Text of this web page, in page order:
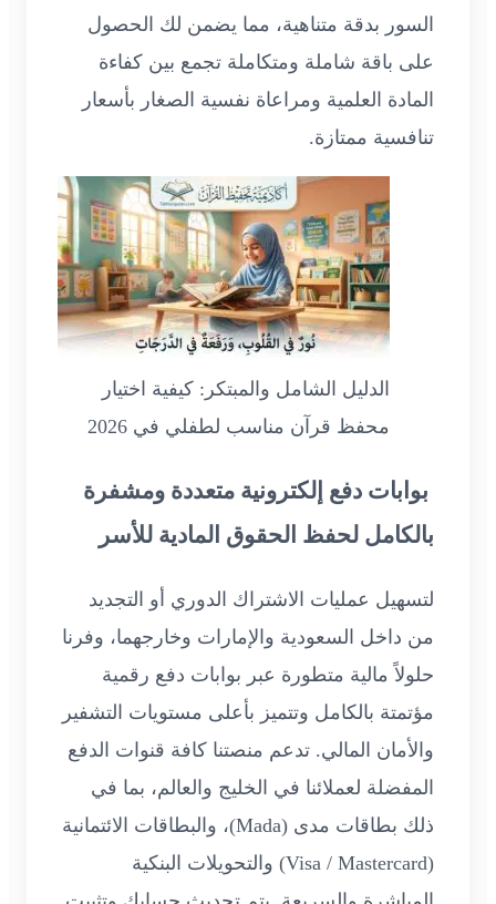
السور بدقة متناهية، مما يضمن لك الحصول
على باقة شاملة ومتكاملة تجمع بين كفاءة
المادة العلمية ومراعاة نفسية الصغار بأسعار
تنافسية ممتازة.
الدليل الشامل والمبتكر: كيفية اختيار
محفظ قرآن مناسب لطفلي في 2026
بوابات دفع إلكترونية متعددة ومشفرة
بالكامل لحفظ الحقوق المادية للأسر
لتسهيل عمليات الاشتراك الدوري أو التجديد
من داخل السعودية والإمارات وخارجهما، وفرنا
حلولاً مالية متطورة عبر بوابات دفع رقمية
مؤتمتة بالكامل وتتميز بأعلى مستويات التشفير
والأمان المالي. تدعم منصتنا كافة قنوات الدفع
المفضلة لعملائنا في الخليج والعالم، بما في
ذلك بطاقات مدى (Mada)، والبطاقات الائتمانية
(Visa / Mastercard) والتحويلات البنكية